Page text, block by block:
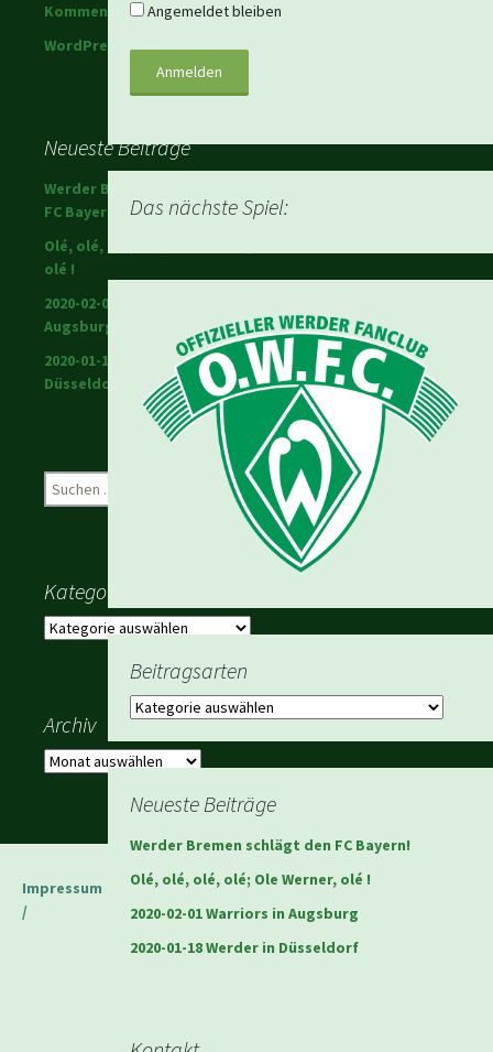
Angemeldet bleiben
Das nächste Spiel:
Beitragsarten
Beitragsarten
Neueste Beiträge
Werder Bremen schlägt den FC Bayern!
Olé, olé, olé, olé; Ole Werner, olé !
2020-02-01 Warriors in Augsburg
2020-01-18 Werder in Düsseldorf
Kommentar-Feed
WordPress.org
Neueste Beiträge
Werder Bremen schlägt den
FC Bayern!
Olé, olé, olé, olé; Ole Werner,
olé !
2020-02-01 Warriors in
Augsburg
2020-01-18 Werder in
Düsseldorf
Suchen
nach:
Kategorien
Kategorien
Archiv
Archiv
Impressum
/